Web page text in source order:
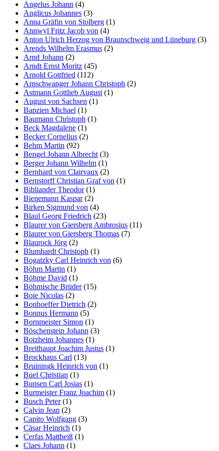
Angelus Johann (4)
Anglicus Johannes (3)
Anna Gräfin von Stolberg (1)
Annwyl Fritz Jacob von (4)
Anton Ulrich Herzog von Braunschweig und Lüneburg (3)
Arends Wilhelm Erasmus (2)
Arnd Johann (2)
Arndt Ernst Moritz (45)
Arnold Gottfried (112)
Arnschwanger Johann Christoph (2)
Astmann Gottlieb August (1)
August von Sachsen (1)
Bapzien Michael (1)
Baumann Christoph (1)
Beck Magdalene (1)
Becker Cornelius (2)
Behm Martin (92)
Bengel Johann Albrecht (3)
Berger Johann Wilhelm (1)
Bernhard von Clairvaux (2)
Bernstorff Christian Graf von (1)
Bibliander Theodor(1)
Bienemann Kaspar(2)
Birken Sigmund von (4)
Blaul Georg Friedrich (23)
Blaurer von Giersberg Ambrosius (11)
Blaurer von Giersberg Thomas (7)
Blaurock Jörg (2)
Blumhardt Christoph (1)
Bogatzky Carl Heinrich von (6)
Böhm Martin (1)
Böhme David (1)
Böhmische Brüder(15)
Boie Nicolas (2)
Bonhoeffer Dietrich (2)
Bonnus Hermann (5)
Bornmeister Simon (1)
Böschenstein Johann (3)
Botzheim Johannes (1)
Breithaupt Joachim Justus (1)
Brockhaus Carl (13)
Bruiningk Heinrich von (1)
Buel Christian (1)
Bunsen Carl Josias (1)
Burmeister Franz Joachim (1)
Busch Peter(1)
Calvin Jean (2)
Capito Wolfgang (3)
Cäsar Heinrich (1)
Cerfas Mattheiß (1)
Claes Johann (1)